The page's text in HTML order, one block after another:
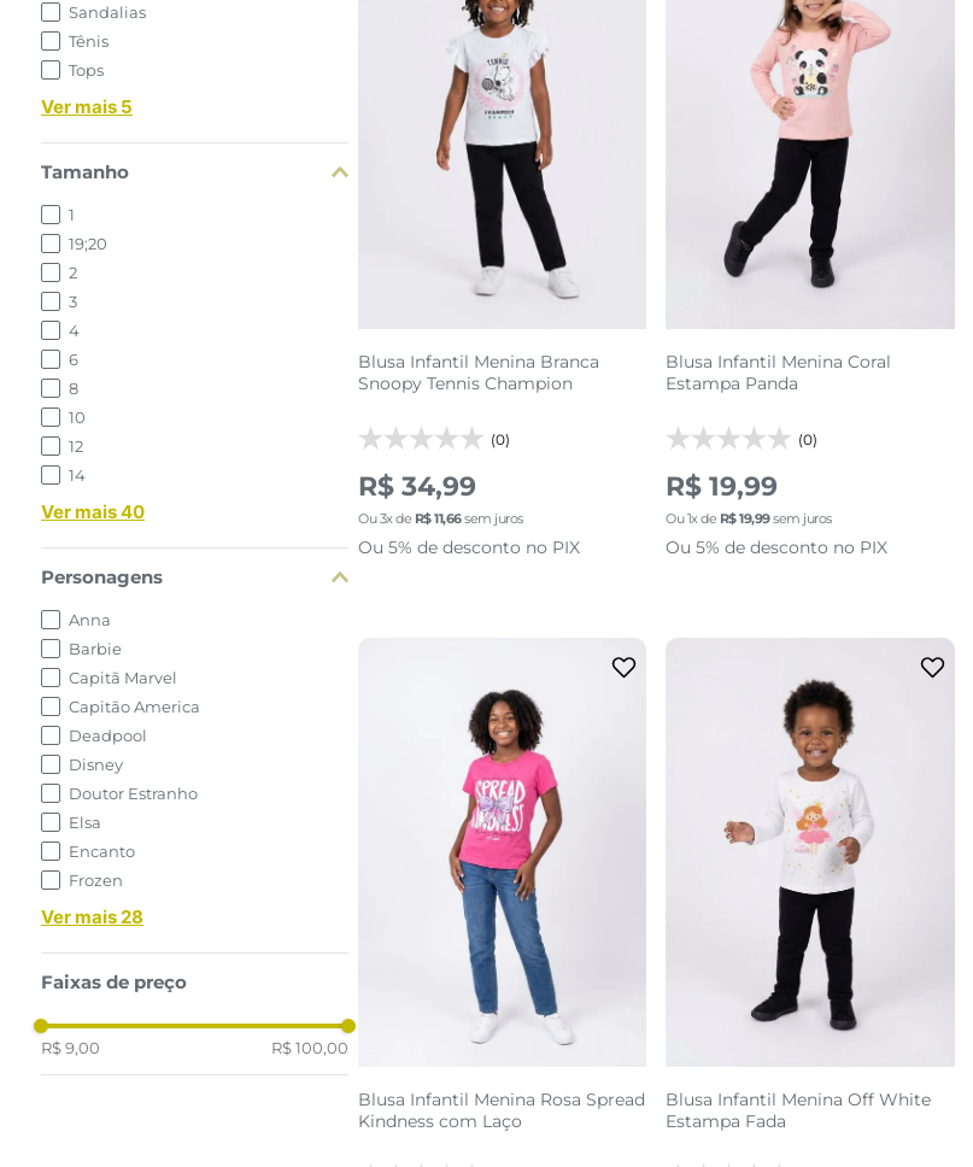
Sandalias
Tênis
Tops
Ver mais 5
Tamanho
1
19;20
2
3
4
6
8
10
12
14
Ver mais 40
Personagens
Anna
Barbie
Capitã Marvel
Capitão America
Deadpool
Disney
Doutor Estranho
Elsa
Encanto
Frozen
Ver mais 28
Faixas de preço
R$ 9,00 R$ 100,00
4 8
adicionar a sacola
Blusa Infantil Menina Branca
Snoopy Tennis Champion
(0)
R$ 34,99
Ou3x de R$11,66sem juros
Ou 5% de desconto no PIX
6
adicionar a sacola
Blusa Infantil Menina Coral
Estampa Panda
(0)
R$ 19,99
Ou1x de R$19,99sem juros
Ou 5% de desconto no PIX
12
adicionar a sacola
Blusa Infantil Menina Rosa Spread
Kindness com Laço
2
adicionar a sacola
Blusa Infantil Menina Off White
Estampa Fada